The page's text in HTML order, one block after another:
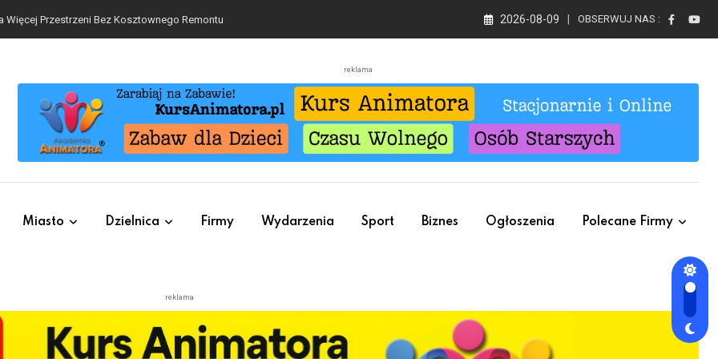
kawą i chwilą dla siebie 2026-08-09 OBSERWUJ NAS :
reklama
Miasto Dzielnica Firmy Wydarzenia Sport Biznes Ogłoszenia Polecane Firmy
reklama